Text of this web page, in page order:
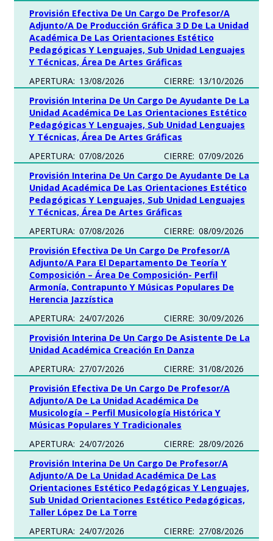
Provisión Efectiva De Un Cargo De Profesor/a
Adjunto/a De Producción Gráfica 3 D De La Unidad
Académica De Las Orientaciones Estético
Pedagógicas Y Lenguajes, Sub Unidad Lenguajes
Y Técnicas, Área De Artes Gráficas
APERTURA: 13/08/2026 CIERRE: 13/10/2026
Provisión Interina De Un Cargo De Ayudante De La
Unidad Académica De Las Orientaciones Estético
Pedagógicas Y Lenguajes, Sub Unidad Lenguajes
Y Técnicas, Área De Artes Gráficas
APERTURA: 07/08/2026 CIERRE: 07/09/2026
Provisión Interina De Un Cargo De Ayudante De La
Unidad Académica De Las Orientaciones Estético
Pedagógicas Y Lenguajes, Sub Unidad Lenguajes
Y Técnicas, Área De Artes Gráficas
APERTURA: 07/08/2026 CIERRE: 08/09/2026
Provisión Efectiva De Un Cargo De Profesor/a
Adjunto/a Para El Departamento De Teoría Y
Composición – Área De Composición- Perfil
Armonía, Contrapunto Y Músicas Populares De
Herencia Jazzística
APERTURA: 24/07/2026 CIERRE: 30/09/2026
Provisión Interina De Un Cargo De Asistente De La
Unidad Académica Creación En Danza
APERTURA: 27/07/2026 CIERRE: 31/08/2026
Provisión Efectiva De Un Cargo De Profesor/a
Adjunto/a De La Unidad Académica De
Musicología – Perfil Musicología Histórica Y
Músicas Populares Y Tradicionales
APERTURA: 24/07/2026 CIERRE: 28/09/2026
Provisión Interina De Un Cargo De Profesor/a
Adjunto/a De La Unidad Académica De Las
Orientaciones Estético Pedagógicas Y Lenguajes,
Sub Unidad Orientaciones Estético Pedagógicas,
Taller López De La Torre
APERTURA: 24/07/2026 CIERRE: 27/08/2026